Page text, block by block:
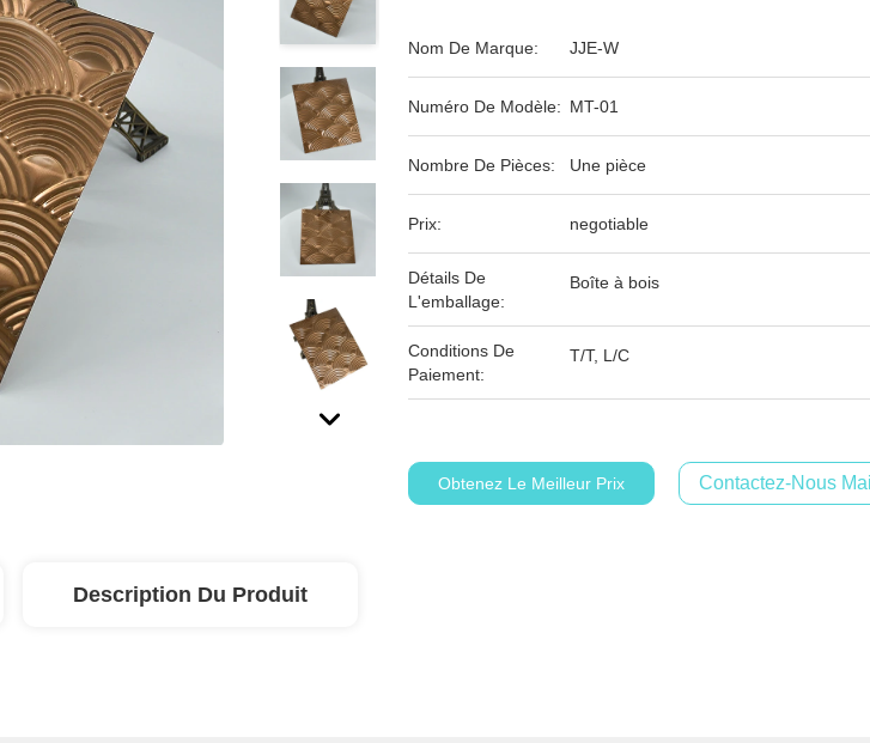
Nom De Marque: JJE-W
Numéro De Modèle: MT-01
Nombre De Pièces: Une pièce
Prix: negotiable
Détails De
L'emballage:
Boîte à bois
Conditions De
Paiement:
T/T, L/C
Obtenez Le Meilleur Prix Contactez-Nous
Description Du Produit